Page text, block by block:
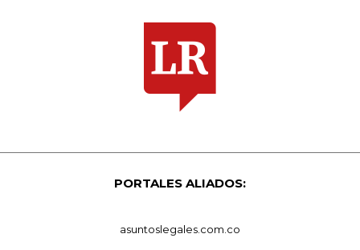
PORTALES ALIADOS:
asuntoslegales.com.co